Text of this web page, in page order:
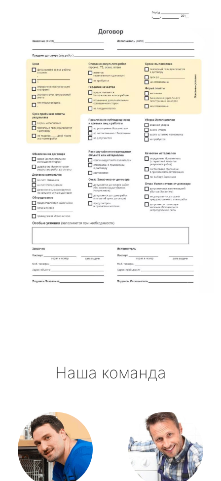
метро Маяковская
метро Площадь Революции
метро Проспект Вернадского
метро Планерная
метро Новые Черёмушки
метро Петровско-Разумовская
метро Новокузнецкая
метро Партизанская
метро Румянцево
метро Полежаевская
метро Первомайская
метро Пушкинская
метро Проспект Мира
метро Пражская
Наша команда